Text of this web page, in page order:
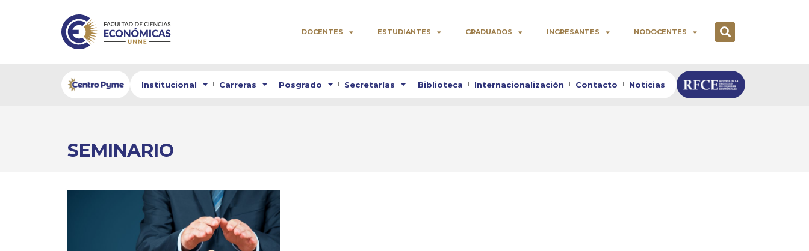
DOCENTES ESTUDIANTES GRADUADOS INGRESANTES NODOCENTES
Institucional Carreras Posgrado Secretarías Biblioteca Internacionalización Contacto Noticias
SEMINARIO